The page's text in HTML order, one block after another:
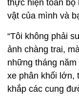
thực hiện toàn bộ
vật của mình và
“Tôi không phải
ảnh chàng trai,
những tháng
xe phân khối lớn,
khắp các cung